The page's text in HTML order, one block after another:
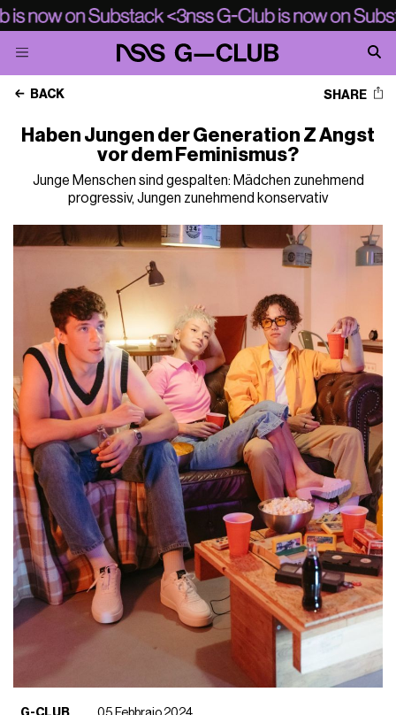
BACK SHARE
Haben Jungen der Generation Z Angst
vor dem Feminismus?
Junge Menschen sind gespalten: Mädchen zunehmend
progressiv, Jungen zunehmend konservativ